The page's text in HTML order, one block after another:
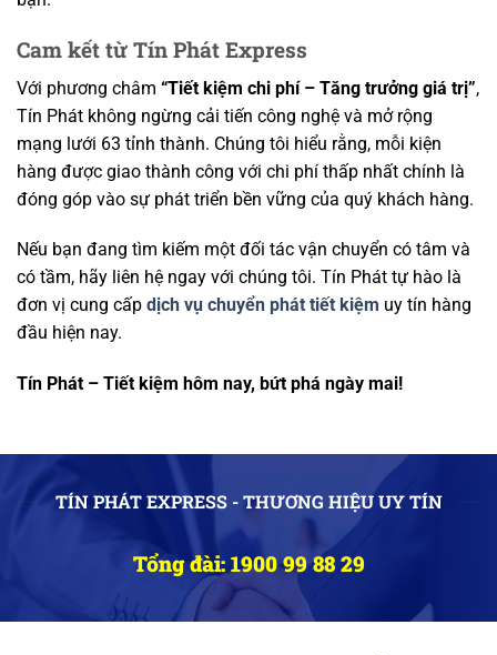
Cam kết từ Tín Phát Express
Với phương châm “Tiết kiệm chi phí – Tăng trưởng giá trị”,
Tín Phát không ngừng cải tiến công nghệ và mở rộng
mạng lưới 63 tỉnh thành. Chúng tôi hiểu rằng, mỗi kiện
hàng được giao thành công với chi phí thấp nhất chính là
đóng góp vào sự phát triển bền vững của quý khách hàng.
Nếu bạn đang tìm kiếm một đối tác vận chuyển có tâm và
có tầm, hãy liên hệ ngay với chúng tôi. Tín Phát tự hào là
đơn vị cung cấp dịch vụ chuyển phát tiết kiệm uy tín hàng
đầu hiện nay.
Tín Phát – Tiết kiệm hôm nay, bứt phá ngày mai!
TÍN PHÁT EXPRESS - THƯƠNG HIỆU UY TÍN
Tổng đài: 1900 99 88 29